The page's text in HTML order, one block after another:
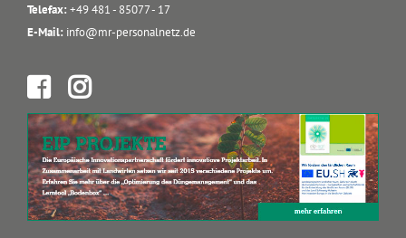
Telefax: +49 481 - 85077 - 17
E-Mail: info@mr-personalnetz.de